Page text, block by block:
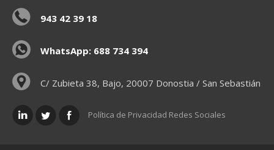
943 42 39 18
WhatsApp: 688 734 394
C/ Zubieta 38, Bajo, 20007 Donostia / San Sebastián
Política de Privacidad Redes Sociales